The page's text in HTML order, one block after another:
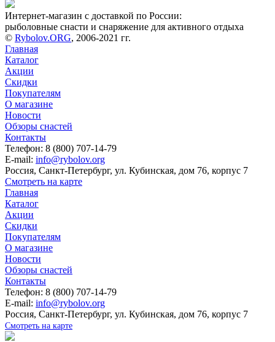
Интернет-магазин с доставкой по России:
рыболовные снасти и снаряжение для активного отдыха
© Rybolov.ORG, 2006-2021 гг.
Главная
Каталог
Акции
Скидки
Покупателям
О магазине
Новости
Обзоры снастей
Контакты
Телефон: 8 (800) 707-14-79
E-mail: info@rybolov.org
Россия, Санкт-Петербург, ул. Кубинская, дом 76, корпус 7
Смотреть на карте
Главная
Каталог
Акции
Скидки
Покупателям
О магазине
Новости
Обзоры снастей
Контакты
Телефон: 8 (800) 707-14-79
E-mail: info@rybolov.org
Россия, Санкт-Петербург, ул. Кубинская, дом 76, корпус 7
Смотреть на карте